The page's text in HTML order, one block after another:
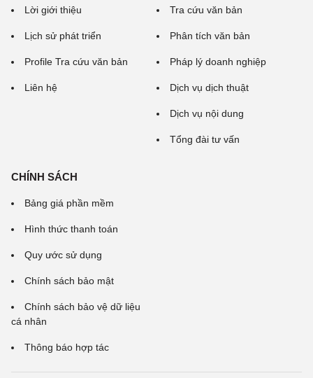
Lời giới thiệu
Lịch sử phát triển
Profile Tra cứu văn bản
Liên hệ
Tra cứu văn bản
Phân tích văn bản
Pháp lý doanh nghiệp
Dịch vụ dịch thuật
Dịch vụ nội dung
Tổng đài tư vấn
CHÍNH SÁCH
Bảng giá phần mềm
Hình thức thanh toán
Quy ước sử dụng
Chính sách bảo mật
Chính sách bảo vệ dữ liệu
cá nhân
Thông báo hợp tác